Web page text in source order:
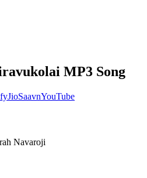
MP3 Song
JioSaavnYouTube
Navaroji